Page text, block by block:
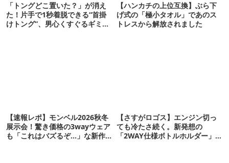
「トングどこ置いた？」が消え
た！片手で1秒着脱できる“首掛
けトング”、男心くすぐるギミッ
【ハンカチの上位互換】ぶら下
げ式の「極小タオル」であのス
トレスから解放されました
【速報レポ】モンベル2026秋冬
展示会！驚き価格の3wayウェア
も「これはバズるぞ…」な新作
【さすがロゴス】エンジン切っ
ても冷たさ続く。新発想の
「2WAY仕様ボトルホルダー」が